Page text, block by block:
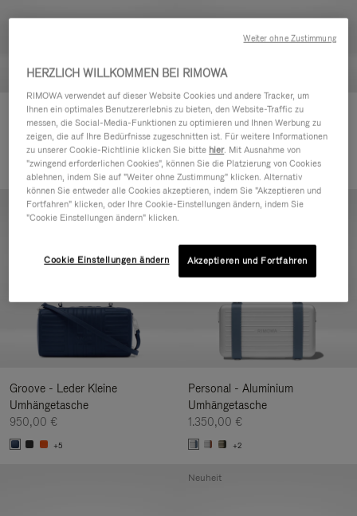
Groove - Leder Tasche mit
Reißverschluss
420,00 €
Groove - Leder Tasche mit
Reißverschluss
420,00 €
Groove - Leder Kleine
Umhängetasche
950,00 €
+5
Neuheit
Personal - Aluminium
Umhängetasche
1.350,00 €
+2
Neuheit
HERZLICH WILLKOMMEN BEI RIMOWA
RIMOWA verwendet auf dieser Website Cookies und andere Tracker, um
Ihnen ein optimales Benutzererlebnis zu bieten, den Website-Traffic zu
messen, die Social-Media-Funktionen zu optimieren und Ihnen Werbung zu
zeigen, die auf Ihre Bedürfnisse zugeschnitten ist. Für weitere Informationen
zu unserer Cookie-Richtlinie klicken Sie bitte hier. Mit Ausnahme von
"zwingend erforderlichen Cookies", können Sie die Platzierung von Cookies
ablehnen, indem Sie auf "Weiter ohne Zustimmung" klicken. Alternativ
können Sie entweder alle Cookies akzeptieren, indem Sie "Akzeptieren und
Fortfahren" klicken, oder Ihre Cookie-Einstellungen ändern, indem Sie
"Cookie Einstellungen ändern" klicken.
Cookie Einstellungen ändern Akzeptieren und Fortfahren
Weiter ohne Zustimmung